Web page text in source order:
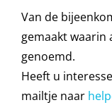
Van de
gemaakt waarin
genoemd.
Heeft u
mailtje naar